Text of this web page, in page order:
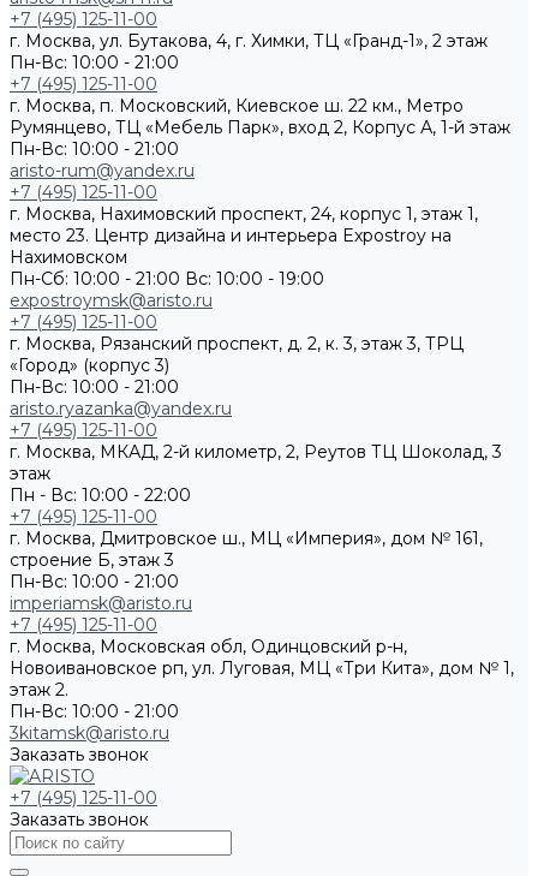
+7 (495) 125-11-00
г. Москва, ул. Бутакова, 4, г. Химки, ТЦ «Гранд-1», 2 этаж
Пн-Вс: 10:00 - 21:00
+7 (495) 125-11-00
г. Москва, п. Московский, Киевское ш. 22 км., Метро
Румянцево, ТЦ «Мебель Парк», вход 2, Корпус А, 1-й этаж
Пн-Вс: 10:00 - 21:00
aristo-rum@yandex.ru
+7 (495) 125-11-00
г. Москва, Нахимовский проспект, 24, корпус 1, этаж 1,
место 23. Центр дизайна и интерьера Expostroy на
Нахимовском
Пн-Сб: 10:00 - 21:00 Вс: 10:00 - 19:00
expostroymsk@aristo.ru
+7 (495) 125-11-00
г. Москва, Рязанский проспект, д. 2, к. 3, этаж 3, ТРЦ
«Город» (корпус 3)
Пн-Вс: 10:00 - 21:00
aristo.ryazanka@yandex.ru
+7 (495) 125-11-00
г. Москва, МКАД, 2-й километр, 2, Реутов ТЦ Шоколад, 3
этаж
Пн - Вс: 10:00 - 22:00
+7 (495) 125-11-00
г. Москва, Дмитровское ш., МЦ «Империя», дом № 161,
строение Б, этаж 3
Пн-Вс: 10:00 - 21:00
imperiamsk@aristo.ru
+7 (495) 125-11-00
г. Москва, Московская обл, Одинцовский р-н,
Новоивановское рп, ул. Луговая, МЦ «Три Кита», дом № 1,
этаж 2.
Пн-Вс: 10:00 - 21:00
3kitamsk@aristo.ru
Заказать звонок
+7 (495) 125-11-00
Заказать звонок